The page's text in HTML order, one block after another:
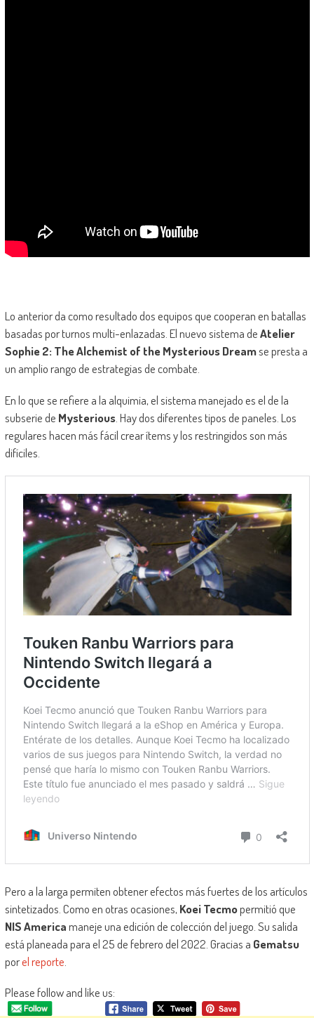
Lo anterior da como resultado dos equipos que cooperan en batallas
basadas por turnos multi-enlazadas. El nuevo sistema deAtelier
Sophie 2: The Alchemist of the Mysterious Dreamse presta a
un amplio rango de estrategias de combate.
En lo que se refiere a la alquimia, el sistema manejado es el de la
subserie de Mysterious. Hay dos diferentes tipos de paneles. Los
regulares hacen más fácil crear ítems y los restringidos son más
difíciles.
Pero a la larga permiten obtener efectos más fuertes de los artículos
sintetizados. Como en otras ocasiones, Koei Tecmopermitió que
NIS Americamaneje una edición de colección del juego. Su salida
está planeada para el 25 de febrero del 2022. Gracias a Gematsu
porel reporte
Please follow and like us: